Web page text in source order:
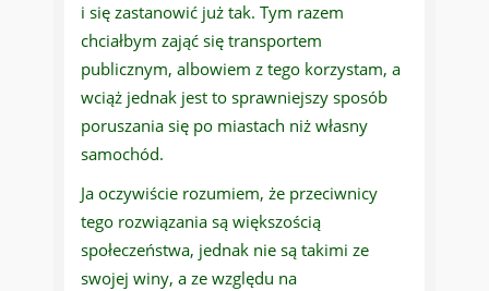
i się zastanowić już tak. Tym razem
chciałbym zająć się transportem
publicznym, albowiem z tego korzystam, a
wciąż jednak jest to sprawniejszy sposób
poruszania się po miastach niż własny
samochód.
Ja oczywiście rozumiem, że przeciwnicy
tego rozwiązania są większością
społeczeństwa, jednak nie są takimi ze
swojej winy, a ze względu na